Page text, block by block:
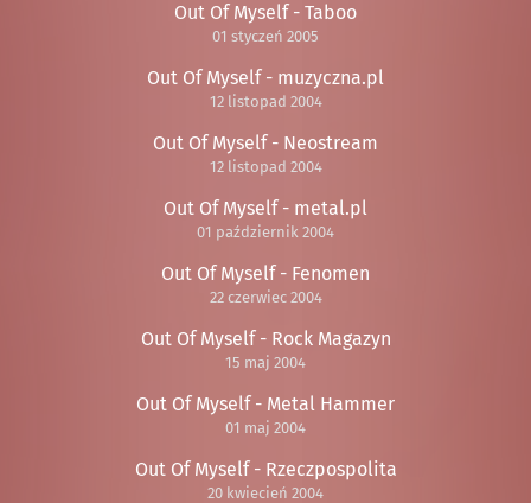
Out Of Myself - Taboo
01 styczeń 2005
Out Of Myself - muzyczna.pl
12 listopad 2004
Out Of Myself - Neostream
12 listopad 2004
Out Of Myself - metal.pl
01 październik 2004
Out Of Myself - Fenomen
22 czerwiec 2004
Out Of Myself - Rock Magazyn
15 maj 2004
Out Of Myself - Metal Hammer
01 maj 2004
Out Of Myself - Rzeczpospolita
20 kwiecień 2004